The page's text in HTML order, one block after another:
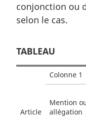
conjonction ou
selon le cas.
TABLEAU
Article
Colonne 1
Mention
allégation